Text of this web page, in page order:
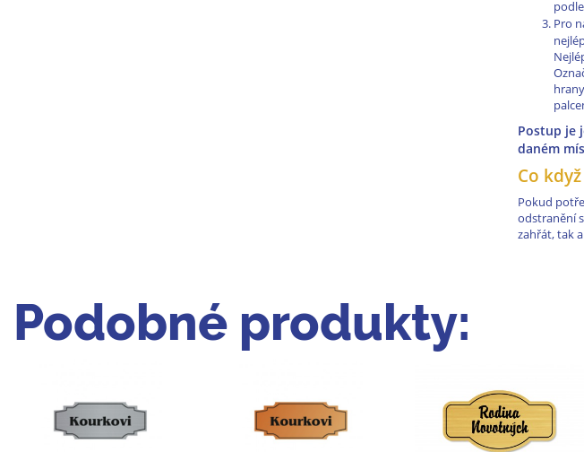
Pro
Postup je
daném
Co
Pokud
odstranění
zahřát, tak
Podobné produkty: